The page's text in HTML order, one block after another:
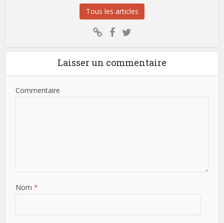
Tous les articles
Laisser un commentaire
Commentaire
Nom *